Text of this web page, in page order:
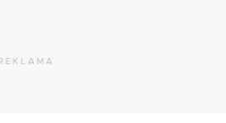
REKLAMA